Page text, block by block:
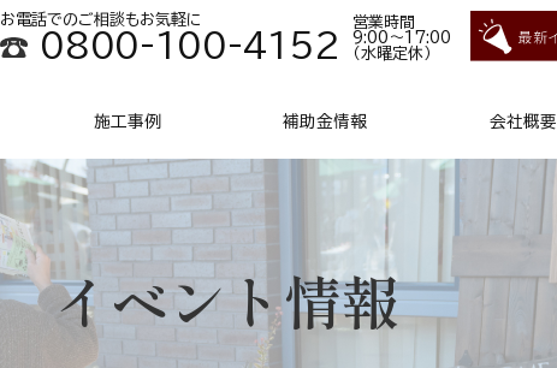
お電話でのご相談もお気軽に
0800-100-4152
営業時間
9:00～17:00
（水曜定休）
施工事例 補助金情報 会社概要
イベント情報